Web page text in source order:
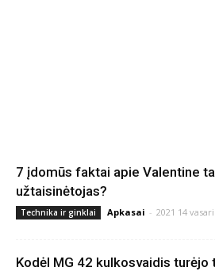
7 įdomūs faktai apie Valentine
užtaisinėtojas?
Technika ir ginklai Apkasai - 2021 14
Kodėl MG 42 kulkosvaidis